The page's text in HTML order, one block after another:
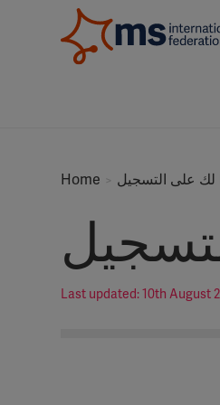
Home
Last updated: 10th August